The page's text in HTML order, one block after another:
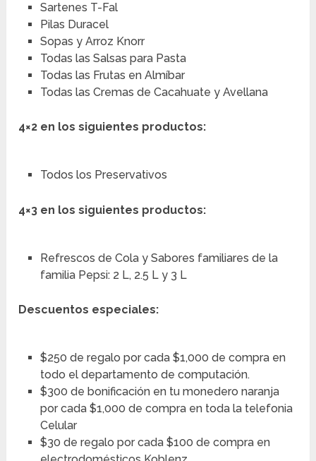
Sartenes T-Fal
Pilas Duracel
Sopas y Arroz Knorr
Todas las Salsas para Pasta
Todas las Frutas en Almíbar
Todas las Cremas de Cacahuate y Avellana
4×2 en los siguientes productos:
Todos los Preservativos
4×3 en los siguientes productos:
Refrescos de Cola y Sabores familiares de la
familia Pepsi: 2 L, 2.5 L y 3 L
Descuentos especiales:
$250 de regalo por cada $1,000 de compra en
todo el departamento de computación.
$300 de bonificación en tu monedero naranja
por cada $1,000 de compra en toda la telefonia
Celular
$30 de regalo por cada $100 de compra en